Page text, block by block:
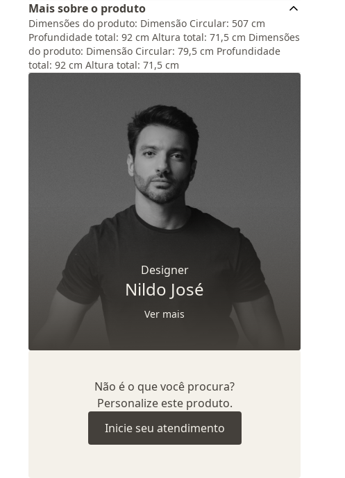
Mais sobre o produto
Dimensões do produto: Dimensão Circular: 507 cm
Profundidade total: 92 cm Altura total: 71,5 cm Dimensões
do produto: Dimensão Circular: 79,5 cm Profundidade
total: 92 cm Altura total: 71,5 cm
Designer
Nildo José
Ver mais
Não é o que você procura?
Personalize este produto.
Inicie seu atendimento